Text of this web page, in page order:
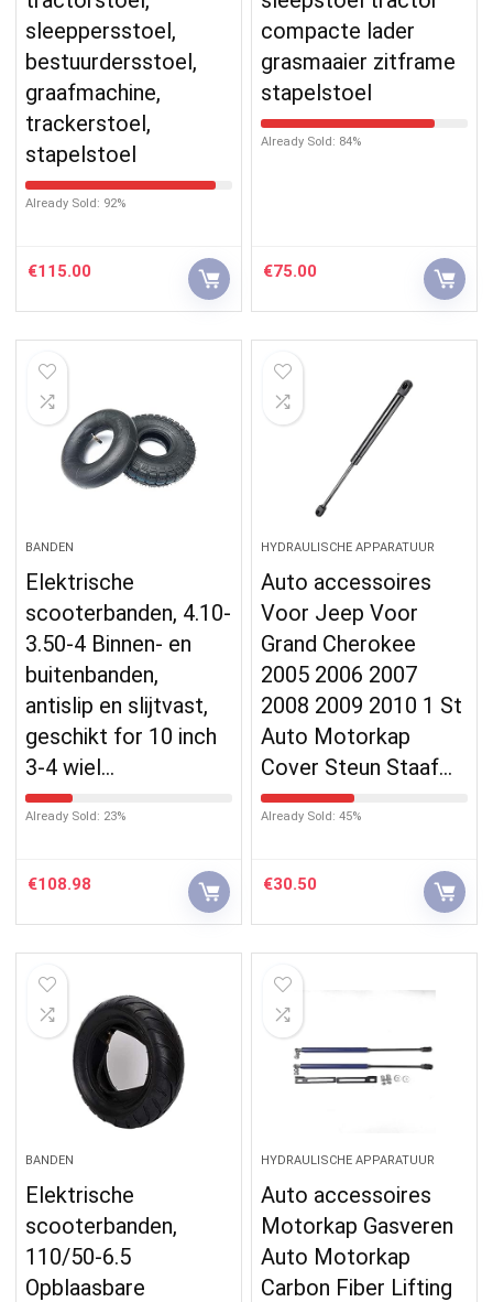
sleeppersstoel,
bestuurdersstoel,
graafmachine,
trackerstoel,
stapelstoel
Already Sold: 92%
€115.00
compacte lader
grasmaaier zitframe
stapelstoel
Already Sold: 84%
€75.00
BANDEN
Elektrische
scooterbanden, 4.10-
3.50-4 Binnen- en
buitenbanden,
antislip en slijtvast,
geschikt for 10 inch
3-4 wiel…
Already Sold: 23%
€108.98
HYDRAULISCHE APPARATUUR
Auto accessoires
Voor Jeep Voor
Grand Cherokee
2005 2006 2007
2008 2009 2010 1 St
Auto Motorkap
Cover Steun Staaf…
Already Sold: 45%
€30.50
BANDEN
Elektrische
scooterbanden,
110/50-6.5
Opblaasbare
HYDRAULISCHE APPARATUUR
Auto accessoires
Motorkap Gasveren
Auto Motorkap
Carbon Fiber Lifting